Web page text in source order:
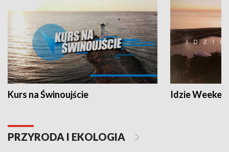
Kurs na Świnoujście Idzie
PRZYRODA I EKOLOGIA